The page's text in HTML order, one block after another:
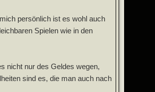
persönlich ist es wohl auch
Spielen wie in den
nicht nur des Geldes wegen,
sind es, die man auch nach